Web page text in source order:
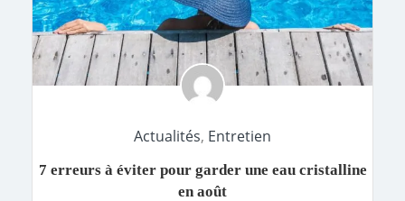
Actualités, Entretien
7 erreurs à éviter pour garder une eau cristalline
en août